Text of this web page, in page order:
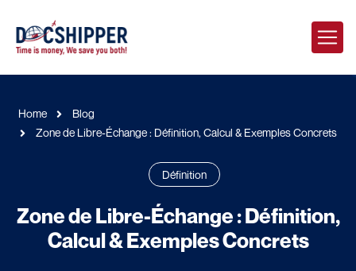
Home
Blog
Zone de Libre-Échange : Définition, Calcul & Exemples Concrets
Définition
Zone de Libre-Échange : Définition,
Calcul & Exemples Concrets